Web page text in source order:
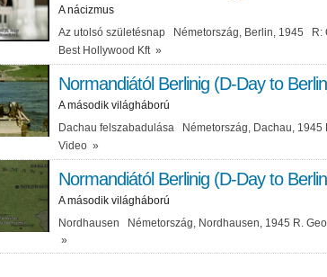
A nácizmus
Az utolsó születésnap Németország, Berlin, 1945 R:
Best Hollywood Kft »
Normandiától Berlinig (D-Day to
A második világháború
Dachau felszabadulása Németország, Dachau, 1945
Video »
Normandiától Berlinig (D-Day to
A második világháború
Nordhausen Németország, Nordhausen, 1945 R.
»